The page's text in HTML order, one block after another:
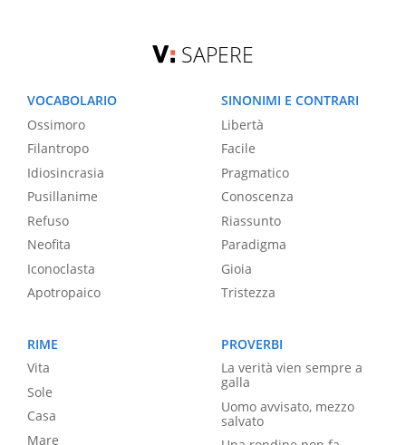
SAPERE
VOCABOLARIO
Ossimoro
Filantropo
Idiosincrasia
Pusillanime
Refuso
Neofita
Iconoclasta
Apotropaico
SINONIMI E CONTRARI
Libertà
Facile
Pragmatico
Conoscenza
Riassunto
Paradigma
Gioia
Tristezza
RIME
Vita
Sole
Casa
Mare
PROVERBI
La verità vien sempre a
galla
Uomo avvisato, mezzo
salvato